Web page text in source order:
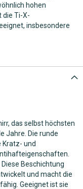
hohen
die Ti-X-
insbesondere
das selbst höchsten
Jahre. Die runde
Kratz- und
Beschichtung
und macht die
Geeignet ist sie